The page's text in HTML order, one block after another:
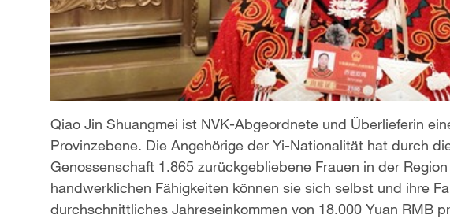
Qiao Jin Shuangmei ist NVK-Abgeordnete und Überlieferin
Provinzebene. Die Angehörige der Yi-Nationalität hat durch
Genossenschaft 1.865 zurückgebliebene Frauen in der
handwerklichen Fähigkeiten können sie sich selbst und ihre
durchschnittliches Jahreseinkommen von 18.000 Yuan RMB